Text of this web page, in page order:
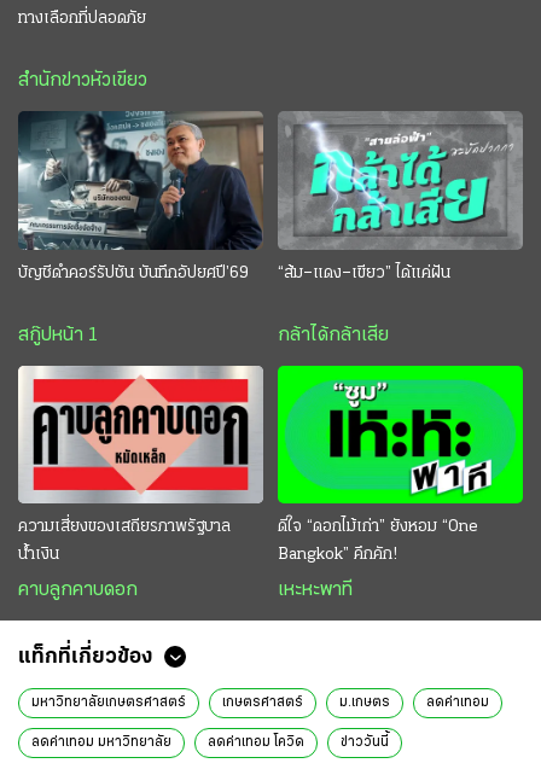
ทางเลือกที่ปลอดภัย
สำนักข่าวหัวเขียว
บัญชีดำคอร์รัปชัน บันทึกอัปยศปี’69
สกู๊ปหน้า 1
“ส้ม–แดง–เขียว” ได้แค่ฝัน
กล้าได้กล้าเสีย
ความเสี่ยงของเสถียรภาพรัฐบาล
น้ำเงิน
คาบลูกคาบดอก
ดีใจ “ดอกไม้เก่า” ยังหอม “One
Bangkok” คึกคัก!
เหะหะพาที
แท็กที่เกี่ยวข้อง
มหาวิทยาลัยเกษตรศาสตร์ เกษตรศาสตร์ ม.เกษตร ลดค่าเทอม
ลดค่าเทอม มหาวิทยาลัย ลดค่าเทอม โควิด ข่าววันนี้